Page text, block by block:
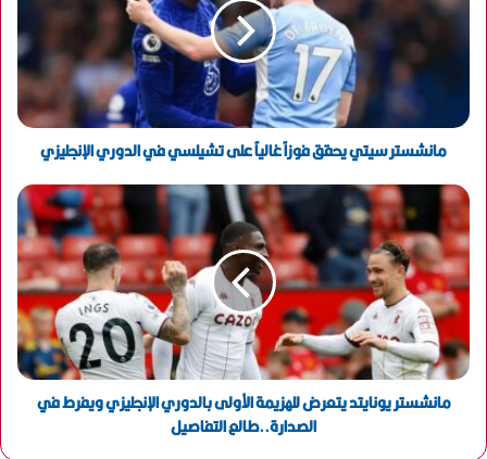
ر
ي
مانشستر سيتي يحقق فوزاً غالياً على تشيلسي في الدوري الإنجليزي
مانشستر يونايتد يتعرض للهزيمة الأولى بالدوري الإنجليزي ويفرط في
الصدارة..طالع التفاصيل